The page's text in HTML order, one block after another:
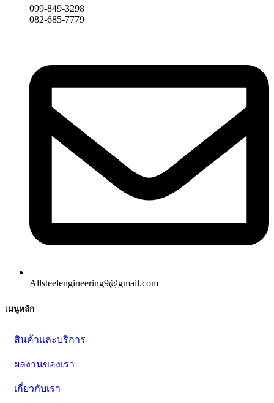
099-849-3298
082-685-7779
Allsteelengineering9@gmail.com
เมนูหลัก
สินค้าและบริการ
ผลงานของเรา
เกี่ยวกับเรา